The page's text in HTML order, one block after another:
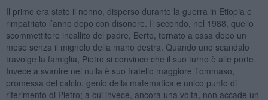
Il primo era stato il nonno, disperso durante la guerra in Etiopia e
rimpatriato l’anno dopo con disonore. Il secondo, nel 1988, quello
scommettitore incallito del padre, Berto, tornato a casa dopo un
mese senza il mignolo della mano destra. Quando uno scandalo
travolge la famiglia, Pietro si convince che il suo turno è alle porte.
Invece a svanire nel nulla è suo fratello maggiore Tommaso,
promessa del calcio, genio della matematica e unico punto di
riferimento di Pietro; a cui invece, ancora una volta, non accade un